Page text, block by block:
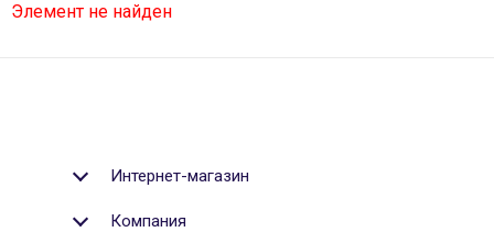
Элемент не найден
Интернет-магазин
Компания